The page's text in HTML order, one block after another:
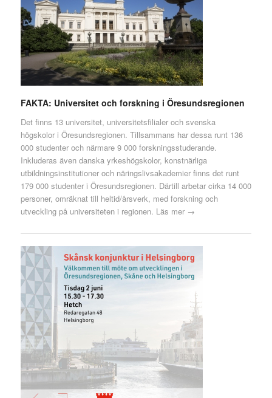
FAKTA: Universitet och forskning i Öresundsregionen
Det finns 13 universitet, universitetsfilialer och svenska
högskolor i Öresundsregionen. Tillsammans har dessa runt 136
000 studenter och närmare 9 000 forskningsstuderande.
Inkluderas även danska yrkeshögskolor, konstnärliga
utbildningsinstitutioner och näringslivsakademier finns det runt
179 000 studenter i Öresundsregionen. Därtill arbetar cirka 14 000
personer, omräknat till heltid/årsverk, med forskning och
utveckling på universiteten i regionen. Läs mer →